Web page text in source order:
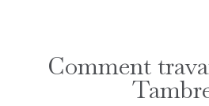
Comment